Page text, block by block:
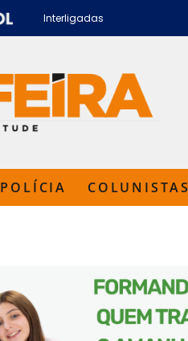
Interligadas
POLÍCIA COLUNISTAS